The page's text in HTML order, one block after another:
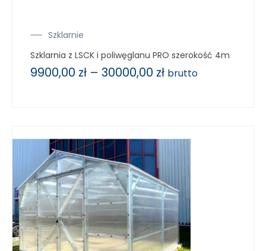
Szklarnie
Szklarnia z LSCK i poliwęglanu PRO szerokość 4m
9900,00 zł – 30000,00 zł brutto